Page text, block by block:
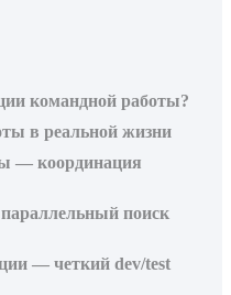
командной работы?
в реальной жизни
— координация
поиск
— четкий dev/test